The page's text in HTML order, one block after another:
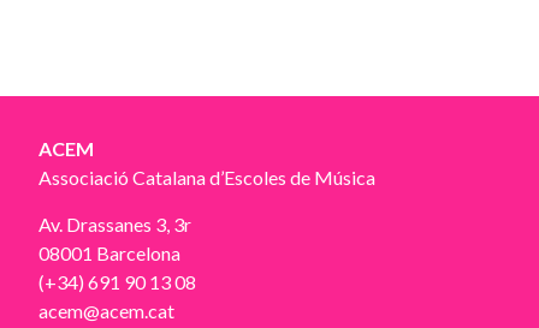
ACEM
Associació Catalana d’Escoles de Música
Av. Drassanes 3, 3r
08001 Barcelona
(+34) 691 90 13 08
acem@acem.cat